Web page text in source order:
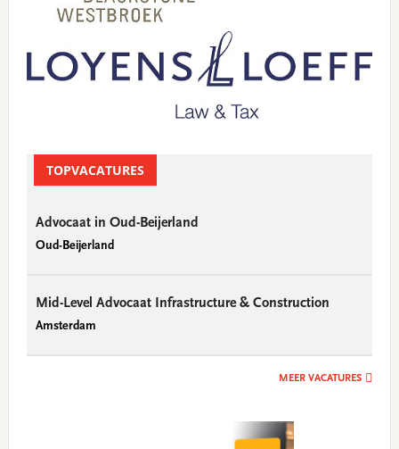
TOPVACATURES
Advocaat in Oud-Beijerland
Oud-Beijerland
Mid-Level Advocaat Infrastructure & Construction
Amsterdam
MEER VACATURES